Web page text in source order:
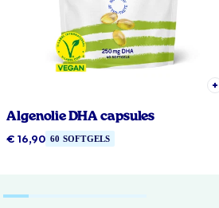
Algenolie DHA capsules
€ 16,90 60 SOFTGELS